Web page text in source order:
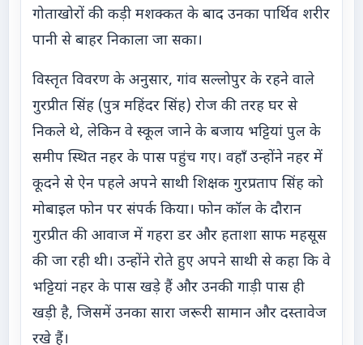
गोताखोरों की कड़ी मशक्कत के बाद उनका पार्थिव शरीर
पानी से बाहर निकाला जा सका।
विस्तृत विवरण के अनुसार, गांव सल्लोपुर के रहने वाले
गुरप्रीत सिंह (पुत्र महिंदर सिंह) रोज की तरह घर से
निकले थे, लेकिन वे स्कूल जाने के बजाय भट्टियां पुल के
समीप स्थित नहर के पास पहुंच गए। वहाँ उन्होंने नहर में
कूदने से ऐन पहले अपने साथी शिक्षक गुरप्रताप सिंह को
मोबाइल फोन पर संपर्क किया। फोन कॉल के दौरान
गुरप्रीत की आवाज में गहरा डर और हताशा साफ महसूस
की जा रही थी। उन्होंने रोते हुए अपने साथी से कहा कि वे
भट्टियां नहर के पास खड़े हैं और उनकी गाड़ी पास ही
खड़ी है, जिसमें उनका सारा जरूरी सामान और दस्तावेज
रखे हैं।